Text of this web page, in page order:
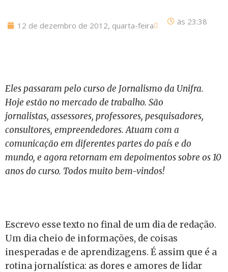
12 de dezembro de 2012, quarta-feira às 23:38
Eles passaram pelo curso de Jornalismo da Unifra.
Hoje estão no mercado de trabalho. São
jornalistas, assessores, professores, pesquisadores,
consultores, empreendedores. Atuam com a
comunicação em diferentes partes do país e do
mundo, e agora retornam em depoimentos sobre os 10
anos do curso. Todos muito bem-vindos!
Escrevo esse texto no final de um dia de redação.
Um dia cheio de informações, de coisas
inesperadas e de aprendizagens. É assim que é a
rotina jornalística: as dores e amores de lidar